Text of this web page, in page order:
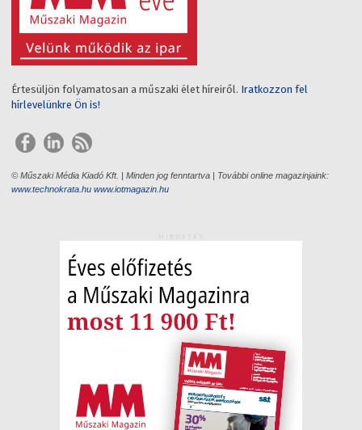
Értesüljön folyamatosan a műszaki élet híreiről. Iratkozzon fel
hírlevelünkre Ön is!
© Műszaki Média Kiadó Kft. | Minden jog fenntartva | További online magazinjaink:
www.technokrata.hu www.iotmagazin.hu
HIRDETÉS